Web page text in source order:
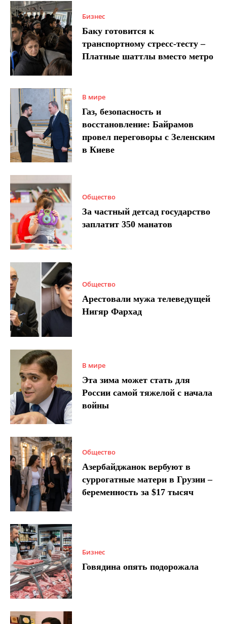
Бизнес
Баку готовится к
транспортному стресс-тесту –
Платные шаттлы вместо метро
В мире
Газ, безопасность и
восстановление: Байрамов
провел переговоры с Зеленским
в Киеве
Общество
За частный детсад государство
заплатит 350 манатов
Общество
Арестовали мужа телеведущей
Нигяр Фархад
В мире
Эта зима может стать для
России самой тяжелой с начала
войны
Общество
Азербайджанок вербуют в
суррогатные матери в Грузии –
беременность за $17 тысяч
Бизнес
Говядина опять подорожала